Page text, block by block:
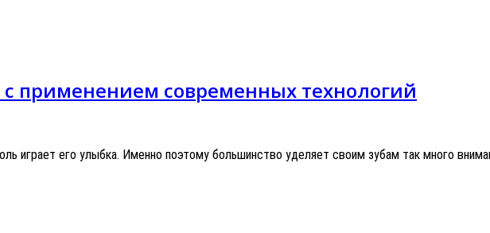
применением современных технологий
играет его улыбка. Именно поэтому большинство уделяет своим зубам так много